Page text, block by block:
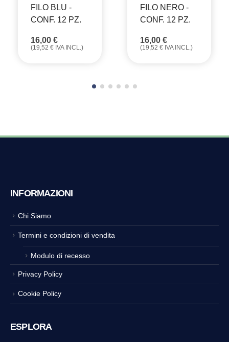
FILO BLU -
CONF. 12 PZ.
16,00 €
(19,52 € IVA INCL.)
FILO NERO -
CONF. 12 PZ.
16,00 €
(19,52 € IVA INCL.)
INFORMAZIONI
Chi Siamo
Termini e condizioni di vendita
Modulo di recesso
Privacy Policy
Cookie Policy
ESPLORA